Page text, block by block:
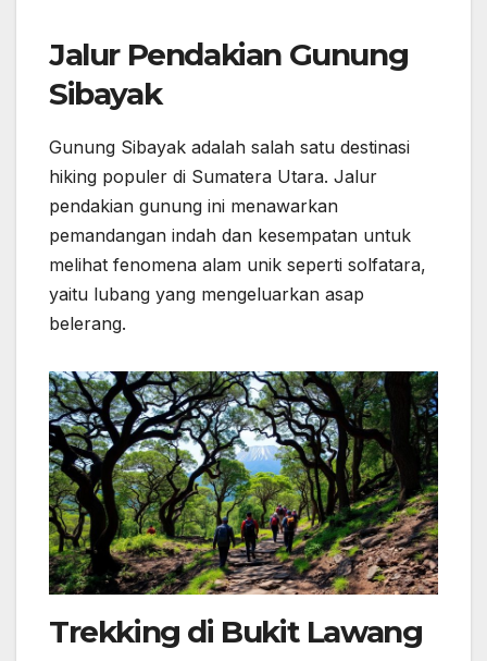
Jalur Pendakian Gunung
Sibayak
Gunung Sibayak adalah salah satu destinasi
hiking populer di Sumatera Utara. Jalur
pendakian gunung ini menawarkan
pemandangan indah dan kesempatan untuk
melihat fenomena alam unik seperti solfatara,
yaitu lubang yang mengeluarkan asap
belerang.
Trekking di Bukit Lawang